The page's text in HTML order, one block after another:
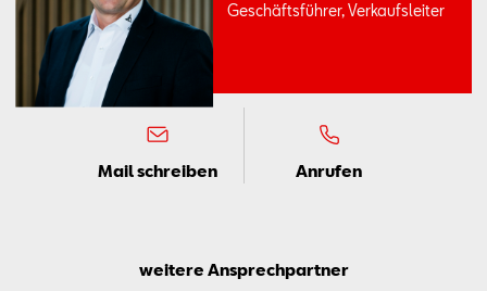
Ge­schäfts­füh­rer, Ver­kaufs­lei­ter
Mail schreiben Anrufen
weitere Ansprechpartner